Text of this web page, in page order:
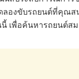
ลองขับรถยนต์ที่คุณส
นี้ เพื่อค้นหารถยนต์ส